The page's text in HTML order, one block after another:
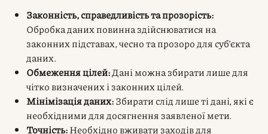
Законність, справедливість та прозорість:
Обробка даних повинна здійснюватися на
законних підставах, чесно та прозоро для суб’єкта
даних.
Обмеження цілей:Дані можна збирати лише для
чітко визначених і законних цілей.
Мінімізація даних:Збирати слід лише ті дані, які є
необхідними для досягнення заявленої мети.
Точність:Необхідно вживати заходів для